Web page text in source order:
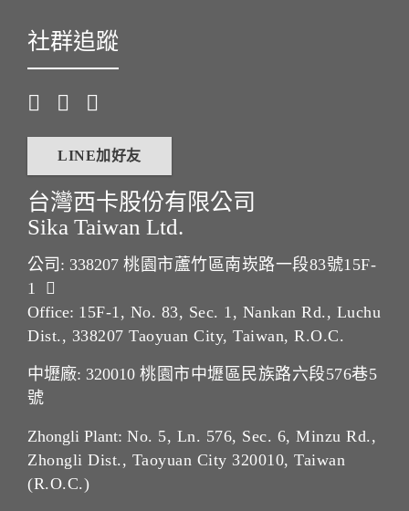
社群追蹤
LINE加好友
台灣西卡股份有限公司
Sika Taiwan Ltd.
公司: 338207 桃園市蘆竹區南崁路一段83號15F-
1
Office: 15F-1, No. 83, Sec. 1, Nankan Rd., Luchu
Dist., 338207 Taoyuan City, Taiwan, R.O.C.
中壢廠: 320010 桃園市中壢區民族路六段576巷5
號
Zhongli Plant: No. 5, Ln. 576, Sec. 6, Minzu Rd.,
Zhongli Dist., Taoyuan City 320010, Taiwan
(R.O.C.)